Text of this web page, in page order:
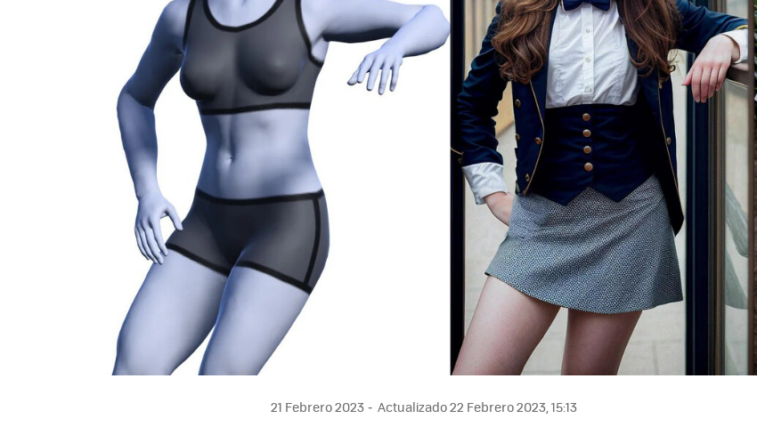
21 Febrero 2023 Actualizado 22 Febrero 2023, 15:13